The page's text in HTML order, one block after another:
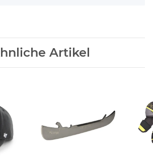
Artikel